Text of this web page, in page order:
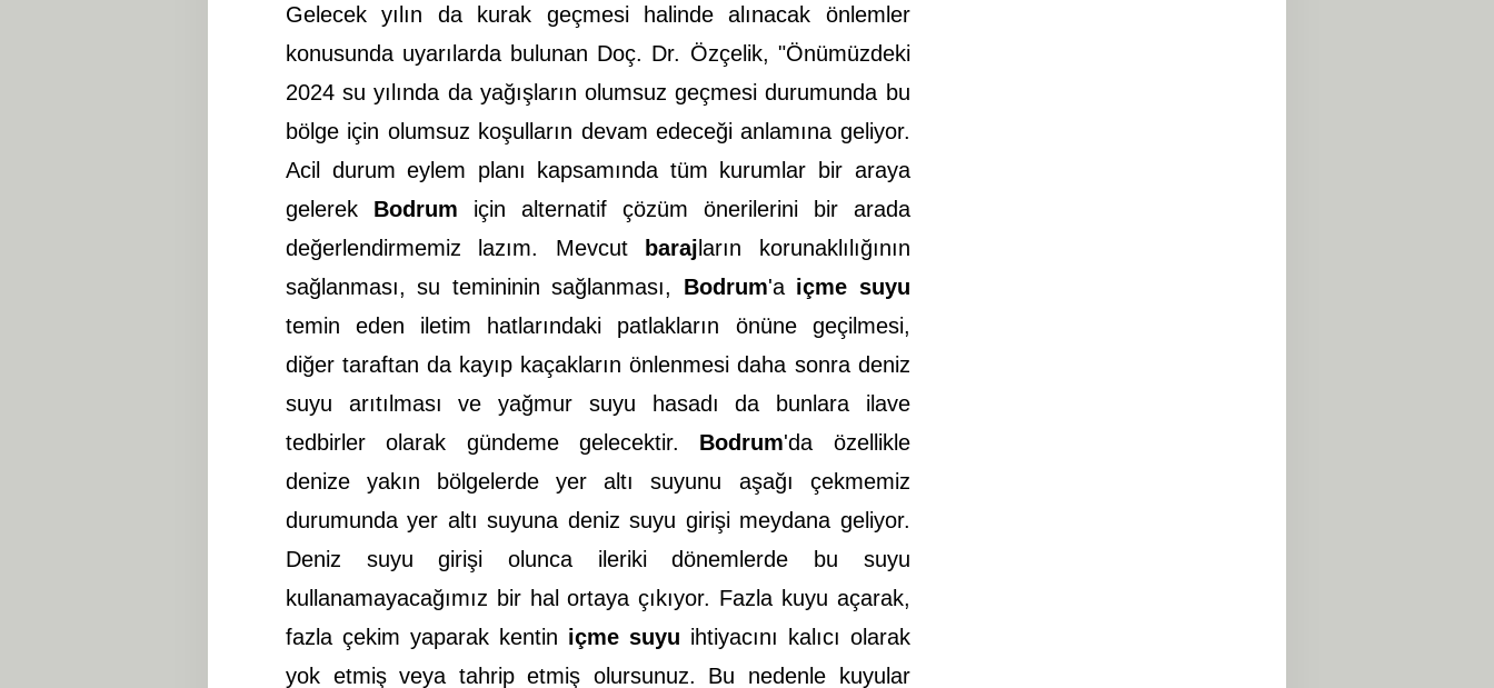
Gelecek yılın da kurak geçmesi halinde alınacak önlemler
konusunda uyarılarda bulunan Doç. Dr. Özçelik, "Önümüzdeki
2024 su yılında da yağışların olumsuz geçmesi durumunda bu
bölge için olumsuz koşulların devam edeceği anlamına geliyor.
Acil durum eylem planı kapsamında tüm kurumlar bir araya
gelerek Bodrum için alternatif çözüm önerilerini bir arada
değerlendirmemiz lazım. Mevcut
baraj ların korunaklılığının
sağlanması, su temininin sağlanması, Bodrum'a içme suyu
temin eden iletim hatlarındaki patlakların önüne geçilmesi,
diğer taraftan da kayıp kaçakların önlenmesi daha sonra deniz
suyu arıtılması ve yağmur suyu hasadı da bunlara ilave
tedbirler olarak gündeme gelecektir. Bodrum'da özellikle
denize yakın bölgelerde yer altı suyunu aşağı çekmemiz
durumunda yer altı suyuna deniz suyu girişi meydana geliyor.
Deniz suyu girişi olunca ileriki dönemlerde bu suyu
kullanamayacağımız bir hal ortaya çıkıyor. Fazla kuyu açarak,
fazla çekim yaparak kentin içme suyu ihtiyacını kalıcı olarak
yok etmiş veya tahrip etmiş olursunuz. Bu nedenle kuyular